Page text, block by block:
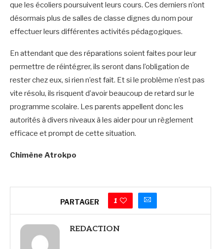
que les écoliers poursuivent leurs cours. Ces derniers n’ont
désormais plus de salles de classe dignes du nom pour
effectuer leurs différentes activités pédagogiques.
En attendant que des réparations soient faites pour leur
permettre de réintégrer, ils seront dans l’obligation de
rester chez eux, si rien n’est fait. Et si le problème n’est pas
vite résolu, ils risquent d’avoir beaucoup de retard sur le
programme scolaire. Les parents appellent donc les
autorités à divers niveaux à les aider pour un règlement
efficace et prompt de cette situation.
Chimène Atrokpo
PARTAGER 1
REDACTION